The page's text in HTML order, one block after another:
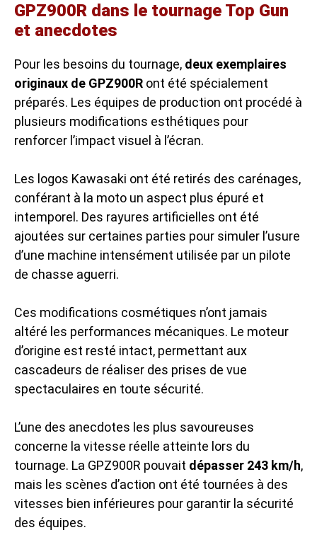
GPZ900R dans le tournage Top Gun
et anecdotes
Pour les besoins du tournage, deux exemplaires
originaux de GPZ900R ont été spécialement
préparés. Les équipes de production ont procédé à
plusieurs modifications esthétiques pour
renforcer l’impact visuel à l’écran.
Les logos Kawasaki ont été retirés des carénages,
conférant à la moto un aspect plus épuré et
intemporel. Des rayures artificielles ont été
ajoutées sur certaines parties pour simuler l’usure
d’une machine intensément utilisée par un pilote
de chasse aguerri.
Ces modifications cosmétiques n’ont jamais
altéré les performances mécaniques. Le moteur
d’origine est resté intact, permettant aux
cascadeurs de réaliser des prises de vue
spectaculaires en toute sécurité.
L’une des anecdotes les plus savoureuses
concerne la vitesse réelle atteinte lors du
tournage. La GPZ900R pouvait dépasser 243 km/h,
mais les scènes d’action ont été tournées à des
vitesses bien inférieures pour garantir la sécurité
des équipes.